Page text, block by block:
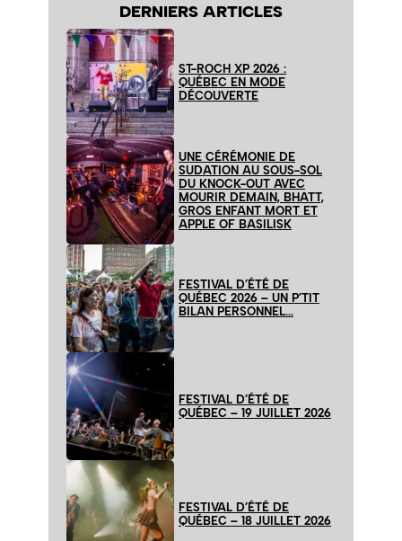
DERNIERS ARTICLES
ST-ROCH XP 2026 :
QUÉBEC EN MODE
DÉCOUVERTE
UNE CÉRÉMONIE DE
SUDATION AU SOUS-SOL
DU KNOCK-OUT AVEC
MOURIR DEMAIN, BHATT,
GROS ENFANT MORT ET
APPLE OF BASILISK
FESTIVAL D’ÉTÉ DE
QUÉBEC 2026 – UN P’TIT
BILAN PERSONNEL…
FESTIVAL D’ÉTÉ DE
QUÉBEC – 19 JUILLET 2026
FESTIVAL D’ÉTÉ DE
QUÉBEC – 18 JUILLET 2026